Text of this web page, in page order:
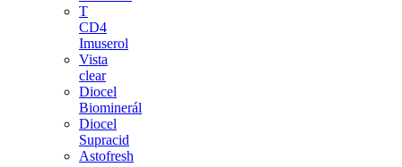
T
CD4
Imuserol
Vista
clear
Diocel
Biominerál
Diocel
Supracid
Astofresh